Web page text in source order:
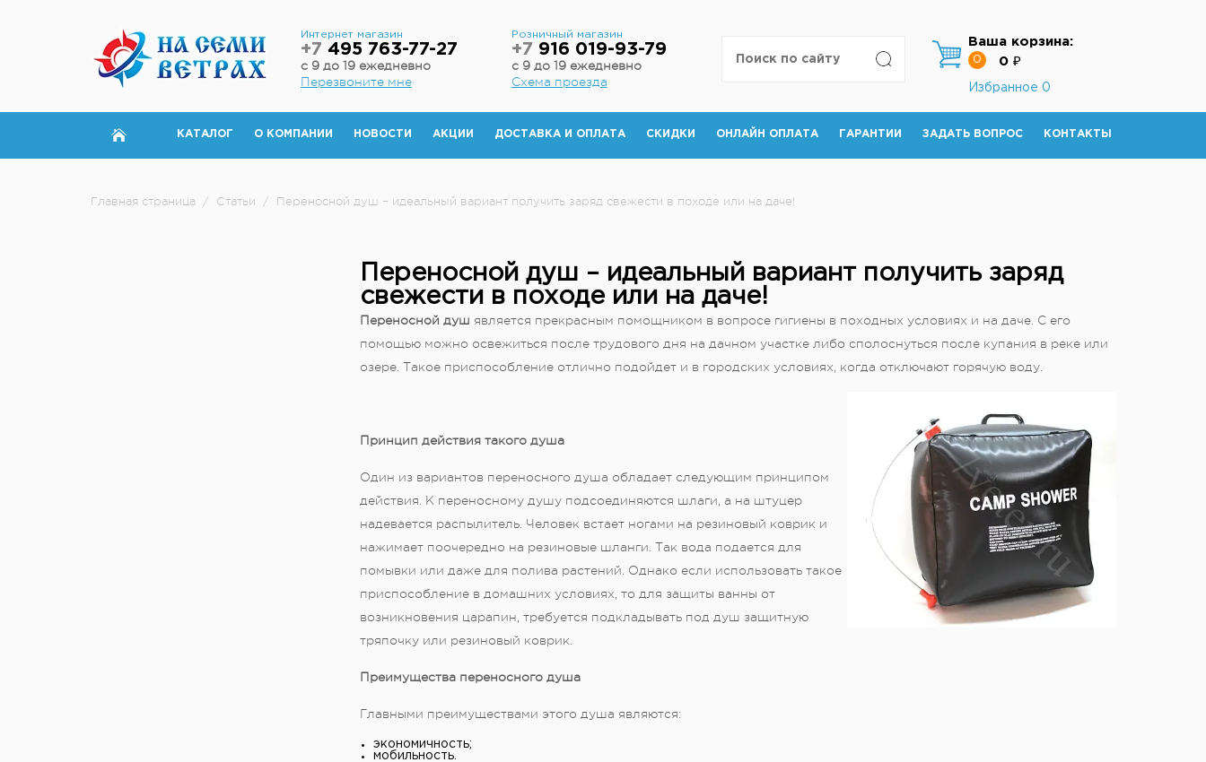
Интернет магазин
+7 495 763-77-27
с 9 до 19 ежедневно
Перезвоните мне
Розничный магазин
+7 916 019-93-79
с 9 до 19 ежедневно
Схема проезда
Ваша корзина:
0 0 ₽
Избранное 0
КАТАЛОГ О КОМПАНИИ НОВОСТИ АКЦИИ ДОСТАВКА И ОПЛАТА СКИДКИ ОНЛАЙН ОПЛАТА ГАРАНТИИ ЗАДАТЬ ВОПРОС КОНТАКТЫ
Главная страница / Статьи / Переносной душ – идеальный вариант получить заряд свежести в походе или на даче!
Переносной душ – идеальный вариант получить заряд
свежести в походе или на даче!
Переносной душ является прекрасным помощником в вопросе гигиены в походных условиях и на даче. С его
помощью можно освежиться после трудового дня на дачном участке либо сполоснуться после купания в реке или
озере. Такое приспособление отлично подойдет и в городских условиях, когда отключают горячую воду.
Принцип действия такого душа
Один из вариантов переносного душа обладает следующим принципом
действия. К переносному душу подсоединяются шлаги, а на штуцер
надевается распылитель. Человек встает ногами на резиновый коврик и
нажимает поочередно на резиновые шланги. Так вода подается для
помывки или даже для полива растений. Однако если использовать такое
приспособление в домашних условиях, то для защиты ванны от
возникновения царапин, требуется подкладывать под душ защитную
тряпочку или резиновый коврик.
Преимущества переносного душа
Главными преимуществами этого душа являются:
экономичность;
мобильность.